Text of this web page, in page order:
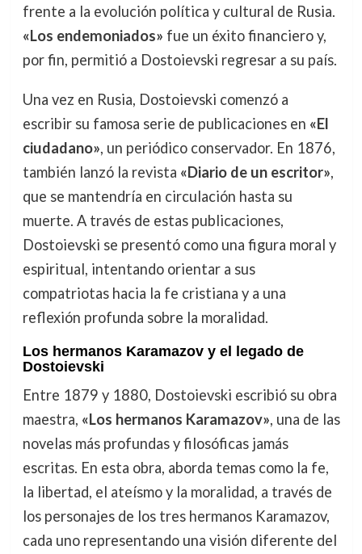
frente a la evolución política y cultural de Rusia.
«Los endemoniados» fue un éxito financiero y,
por fin, permitió a Dostoievski regresar a su país.
Una vez en Rusia, Dostoievski comenzó a
escribir su famosa serie de publicaciones en «El
ciudadano», un periódico conservador. En 1876,
también lanzó la revista «Diario de un escritor»,
que se mantendría en circulación hasta su
muerte. A través de estas publicaciones,
Dostoievski se presentó como una figura moral y
espiritual, intentando orientar a sus
compatriotas hacia la fe cristiana y a una
reflexión profunda sobre la moralidad.
Los hermanos Karamazov y el legado de
Dostoievski
Entre 1879 y 1880, Dostoievski escribió su obra
maestra, «Los hermanos Karamazov», una de las
novelas más profundas y filosóficas jamás
escritas. En esta obra, aborda temas como la fe,
la libertad, el ateísmo y la moralidad, a través de
los personajes de los tres hermanos Karamazov,
cada uno representando una visión diferente del